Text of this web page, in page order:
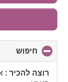
חיפוש
to
רוצה להכיר :